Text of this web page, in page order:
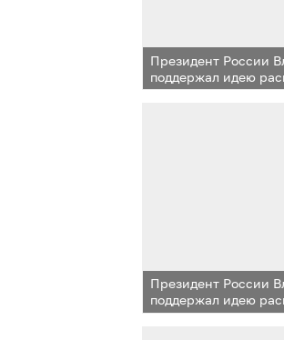
Президент России
поддержал идею
одинцовского
Президент России
поддержал идею
одинцовского